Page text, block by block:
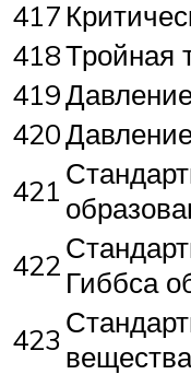
417
418Тройная
419
420
421
422 Гиббса
423